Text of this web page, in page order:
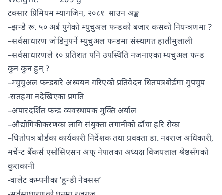
टक्सार प्रिमियम म्यागजिन, २०८१ साउन अङ्क
–झन्डै रू. ५० अर्ब पुगेको म्युचुअल फन्डको बजार कसको नियन्त्रणमा ?
–सर्वसाधारण जोडिनुपर्ने म्युचुअल फन्डमा संस्थागत हालीमुलाली
–सर्वसाधारणले १० प्रतिशत पनि उपस्थिति नजनाएका म्यचुअल फन्ड
कुन कुन हुन् ?
–म्चुचुअल फन्डबारे अध्ययन गरिएको प्रतिवेदन धितपत्रबोर्डमा गुपचुप
-सतहमा नदेखिएका प्रगति
–अपारदर्शित फन्ड व्यवस्थापक मुक्ति अर्याल
–औद्योगिकीकरणका लागि संयुक्ता लगानीको ढाँचा हरि रोका
–धितोपत्र बोर्डका कार्यकारी निर्देशक तथा प्रवक्ता डा. नवराज अधिकारी,
मर्चेन्ट बैँकर्स एसोसिएसन अफ् नेपालका अध्यक्ष विजयलाल श्रेष्ठसँगको
कुराकानी
-वालेट कम्पनीका ’हुन्डी नेक्सस’